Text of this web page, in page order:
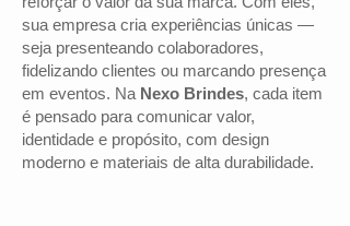
sua empresa cria experiências únicas —
seja presenteando colaboradores,
fidelizando clientes ou marcando presença
em eventos. Na Nexo Brindes, cada item
é pensado para comunicar valor,
identidade e propósito, com design
moderno e materiais de alta durabilidade.